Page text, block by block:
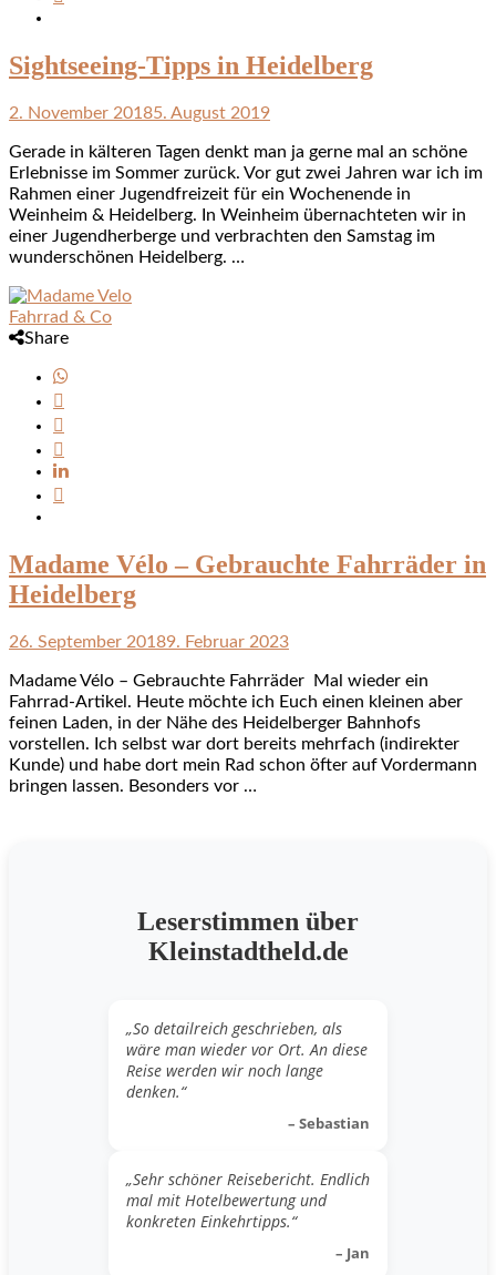
Sightseeing-Tipps in Heidelberg
2. November 20185. August 2019
Gerade in kälteren Tagen denkt man ja gerne mal an schöne
Erlebnisse im Sommer zurück. Vor gut zwei Jahren war ich im
Rahmen einer Jugendfreizeit für ein Wochenende in
Weinheim & Heidelberg. In Weinheim übernachteten wir in
einer Jugendherberge und verbrachten den Samstag im
wunderschönen Heidelberg. …
Fahrrad & Co
Share
Madame Vélo – Gebrauchte Fahrräder in
Heidelberg
26. September 20189. Februar 2023
Madame Vélo – Gebrauchte Fahrräder Mal wieder ein
Fahrrad-Artikel. Heute möchte ich Euch einen kleinen aber
feinen Laden, in der Nähe des Heidelberger Bahnhofs
vorstellen. Ich selbst war dort bereits mehrfach (indirekter
Kunde) und habe dort mein Rad schon öfter auf Vordermann
bringen lassen. Besonders vor …
Leserstimmen über
Kleinstadtheld.de
„So detailreich geschrieben, als
wäre man wieder vor Ort. An diese
Reise werden wir noch lange
denken.“
– Sebastian
„Sehr schöner Reisebericht. Endlich
mal mit Hotelbewertung und
konkreten Einkehrtipps.“
– Jan